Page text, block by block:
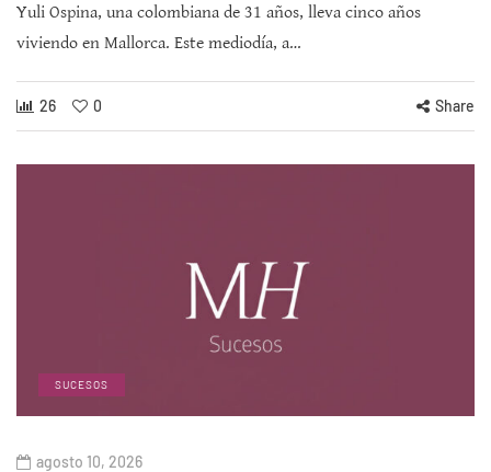
Yuli Ospina, una colombiana de 31 años, lleva cinco años
viviendo en Mallorca. Este mediodía, a…
26 0 Share
SUCESOS
agosto 10, 2026